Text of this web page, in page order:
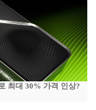
최대 30% 가격 인상?